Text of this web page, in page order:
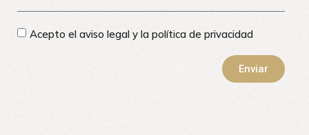
Acepto el aviso legal y la política de privacidad
Enviar